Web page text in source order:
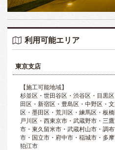
利用可能エリア
東京支店
【施工可能地域】
杉並区・世田谷区・渋谷区・目黒
田区・新宿区・豊島区・中野区・
区・墨田区・荒川区・練馬区・板
戸川区・西東京市・武蔵野市・三
市・東久留米市・武蔵村山市・調
市・国立市・府中市・稲城市・多
狛江市